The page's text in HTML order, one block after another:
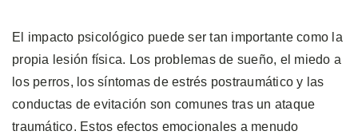
El impacto psicológico puede ser tan importante como la
propia lesión física. Los problemas de sueño, el miedo a
los perros, los síntomas de estrés postraumático y las
conductas de evitación son comunes tras un ataque
traumático. Estos efectos emocionales a menudo